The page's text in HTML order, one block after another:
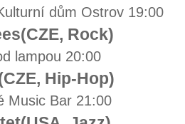
dům Ostrov 19:00
Rock)
lampou 20:00
Hip-Hop)
Music Bar 21:00